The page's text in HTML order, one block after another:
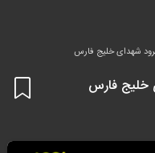
شهدای خلیج فارس
خلیج فارس